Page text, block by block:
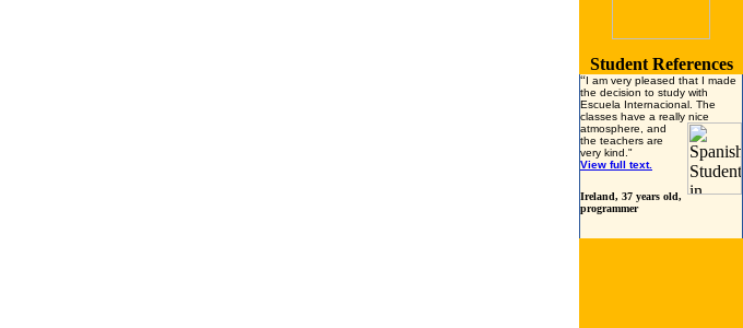
Student References
“I am very pleased that I made
the decision to study with
Escuela Internacional. The
classes have a really nice
atmosphere, and
the teachers are
very kind. "
View full text.
Ireland, 37 years old,
programmer